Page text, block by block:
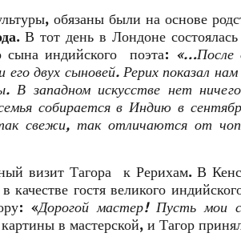
обязаны были на основе
В тот день в Лондоне
сына индийского поэта: «…После
его двух сыновей. Рерих показал
В западном искусстве нет
собирается в Индию в
свежи, так отличаются от
визит Тагора к Рерихам. В
гостя великого
«Дорогой мастер! Пусть мои
в мастерской, и Тагор